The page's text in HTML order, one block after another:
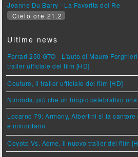
Jeanne Du Barry - La Favorita del Re
Cielo ore 21.2
Ultime news
Ferrari 250 GTO - L'auto di Mauro
trailer ufficiale del film [HD]
Couture, il trailer ufficiale del film [HD]
Nimrods, più che un biopic celebrativo
Locarno 79: Armony, Albertini si fa
e minoritario
Coyote Vs. Acme, il nuovo trailer del film